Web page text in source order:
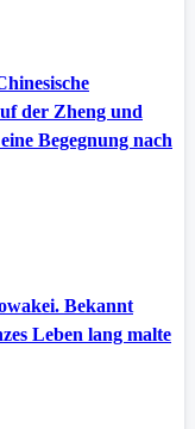
der Zheng und
Begegnung nach
Bekannt
Leben lang malte